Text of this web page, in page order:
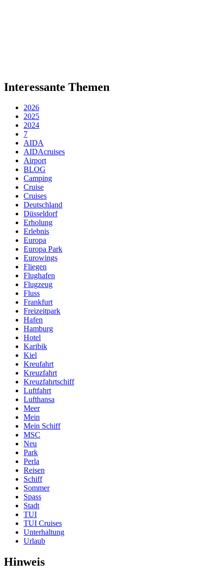
Interessante Themen
2026
2025
2024
7
AIDA
AIDAcruises
Airport
BLOG
Camping
Cruise
Cruises
Deutschland
Düsseldorf
Erholung
Erlebnis
Europa
Europa Park
Eurowings
Fliegen
Flughafen
Flugzeug
Fluss
Frankfurt
Freizeitpark
Hafen
Hamburg
Hotel
Karibik
Kiel
Kreufahrt
Kreuzfahrt
Kreuzfahrtschiff
Luftfahrt
Lufthansa
Meer
Mein
Mein Schiff
MSC
Neu
Park
Perla
Reisen
Schiff
Sommer
Spass
Stadt
TUI
TUI Cruises
Unterhaltung
Urlaub
Hinweis